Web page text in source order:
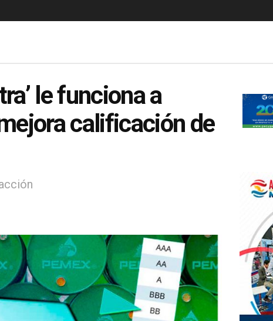
le funciona a
calificación de